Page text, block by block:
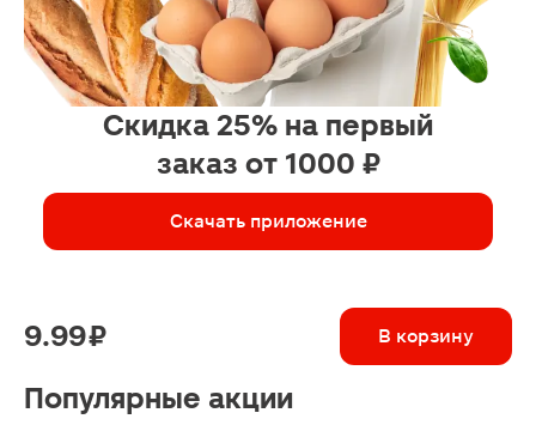
Скидка 25% на первый
заказ от 1000 ₽
Скачать приложение
9.99 ₽ В корзину
Популярные акции